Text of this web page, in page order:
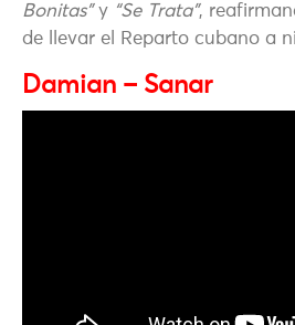
Bonitas”y “Se Trata”,
de llevar el Reparto cubano a
Damian – Sanar